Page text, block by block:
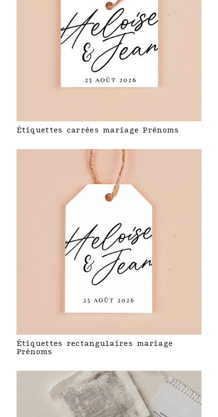
Étiquettes carrées mariage Prénoms
Étiquettes rectangulaires mariage
Prénoms